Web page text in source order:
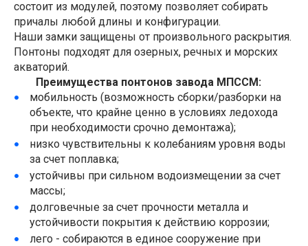
состоит из модулей, поэтому позволяет собирать
причалы любой длины и конфигурации.
Наши замки защищены от произвольного раскрытия.
Понтоны подходят для озерных, речных и морских
акваторий.
Преимущества понтонов завода МПССМ:
мобильность (возможность сборки/разборки на
объекте, что крайне ценно в условиях ледохода
при необходимости срочно демонтажа);
низко чувствительны к колебаниям уровня воды
за счет поплавка;
устойчивы при сильном водоизмещении за счет
массы;
долговечные за счет прочности металла и
устойчивости покрытия к действию коррозии;
лего - собираются в единое сооружение при